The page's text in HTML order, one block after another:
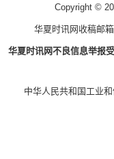
Copyright ©
华夏时讯网收稿邮
华夏时讯网不良信息举报
中华人民共和国工业